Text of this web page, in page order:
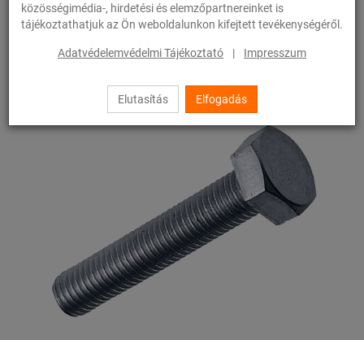
közösségimédia-, hirdetési és elemzőpartnereinket is
tájékoztathatjuk az Ön weboldalunkon kifejtett tevékenységéről.
Adatvédelemvédelmi Tájékoztató | Impresszum
Elutasítás Elfogadás
Webáruhàz Rögzítéstechnika Szerelési anyagok Hatlapfejű csavarok
56 / 83